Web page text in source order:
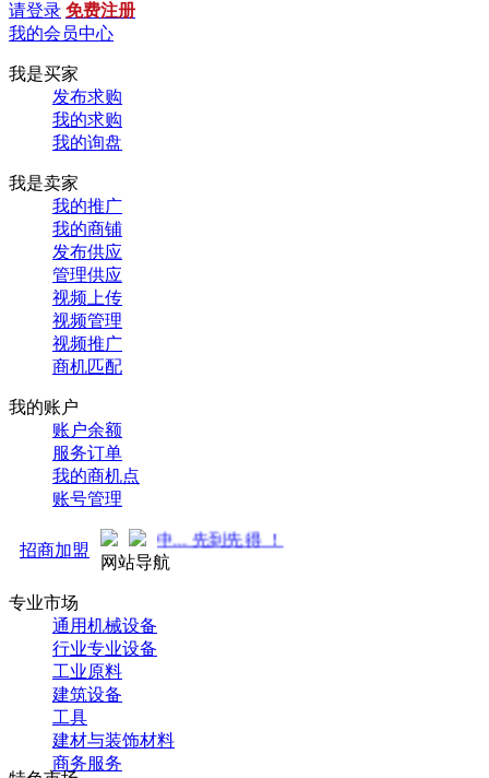
请登录 免费注册
我的会员中心
我是买家
发布求购
我的求购
我的询盘
我是卖家
我的推广
我的商铺
发布供应
管理供应
视频上传
视频管理
视频推广
商机匹配
我的账户
账户余额
服务订单
我的商机点
账号管理
招商加盟
火热招商中... 先到先得 ！
网站导航
专业市场
通用机械设备
行业专业设备
工业原料
建筑设备
工具
建材与装饰材料
商务服务